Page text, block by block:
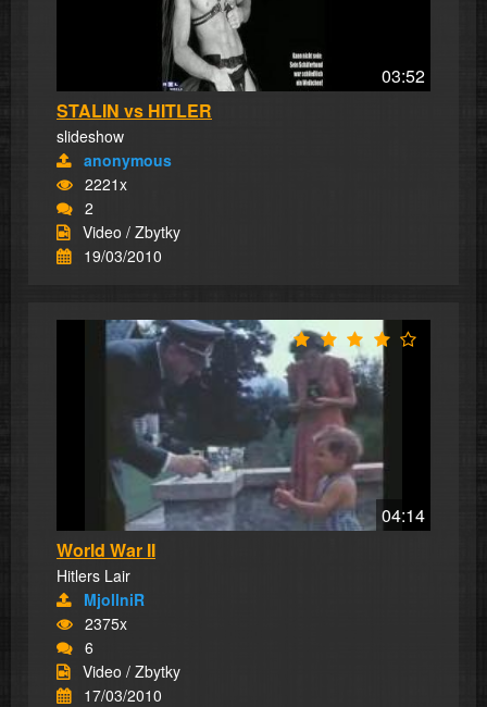
03:52
STALIN vs HITLER
slideshow
anonymous
2221x
2
Video / Zbytky
19/03/2010
04:14
World War II
Hitlers Lair
MjollniR
2375x
6
Video / Zbytky
17/03/2010